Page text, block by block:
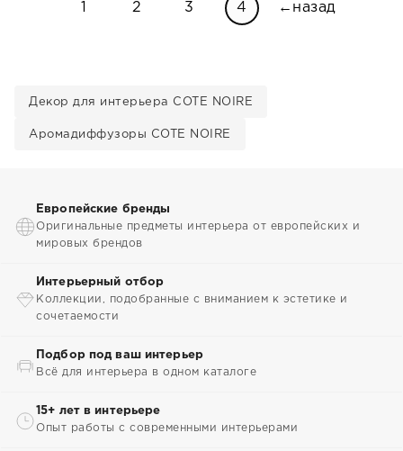
2 3 4 ←назад
Декор для интерьера COTE NOIRE
Аромадиффузоры COTE NOIRE
Европейские бренды
Оригинальные предметы интерьера от европейских и
мировых брендов
Интерьерный отбор
Коллекции, подобранные с вниманием к эстетике и
сочетаемости
Подбор под ваш интерьер
Всё для интерьера в одном каталоге
15+ лет в интерьере
Опыт работы с современными интерьерами